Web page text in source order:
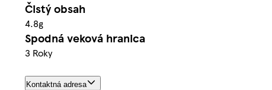
Čistý obsah
4.8g
Spodná veková hranica
3 Roky
Kontaktná adresa